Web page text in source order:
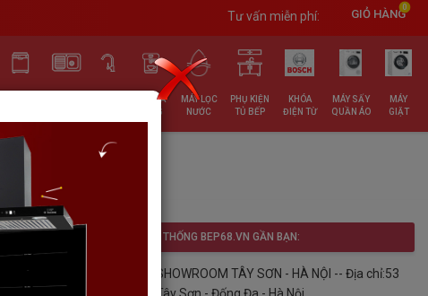
GIỎ HÀNG0
Tư vấn miễn phí:
ĐỒ GIA
DỤNG
MÁY LỌC
NƯỚC
PHỤ KIỆN
TỦ BẾP
KHÓA
ĐIỆN TỪ
MÁY SẤY
QUẦN ÁO
MÁY
GIẶT
HỆ THỐNG BEP68.VN GẦN BẠN:
SHOWROOM TÂY SƠN - HÀ NỘI -- Địa chỉ:53
Tây Sơn - Đống Đa - Hà Nội